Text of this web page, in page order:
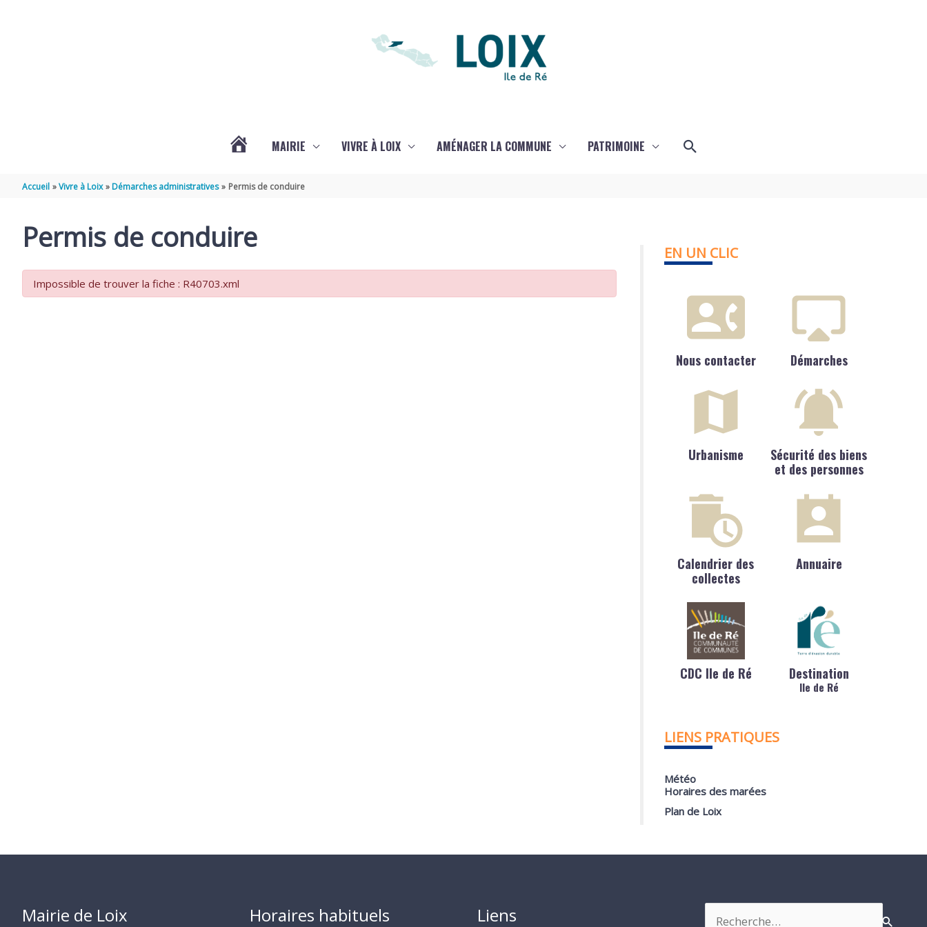
MAIRIE VIVRE À LOIX AMÉNAGER LA COMMUNE PATRIMOINE Rechercher
Accueil Vivre à Loix Démarches administratives Permis de conduire
Permis de conduire
Impossible de trouver la fiche : R40703.xml
EN UN CLIC
Nous contacter Démarches
Urbanisme
Sécurité des biens
et des personnes
Calendrier des
collectes
Annuaire
CDC Ile de Ré Destination
Ile de Ré
LIENS PRATIQUES
Météo
Horaires des marées
Plan de Loix
Mairie de Loix Horaires habituels Liens